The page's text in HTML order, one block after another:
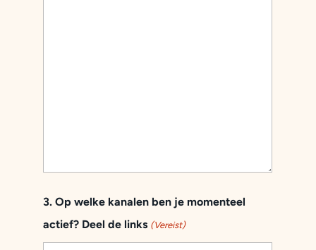
3. Op welke kanalen ben je momenteel
actief? Deel de links (Vereist)